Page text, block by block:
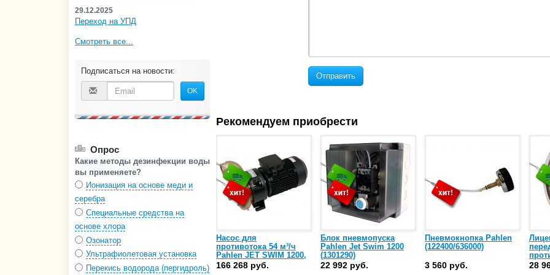
29.12.2025
Переход на УПД
Смотреть все...
Подписаться на новости:
OK
Опрос
Какие методы дезинфекции воды
вы применяете?
Ионизация на основе меди и
серебра
Специальные средства на
основе хлора
Озонатор
Ультрафиолетовая установка
Перекись водорода (пергидроль)
Отправить
Рекомендуем приобрести
Насос для
противотока 54 м³/ч
Pahlen JET SWIM 1200,
без электропакета 2,2
кВт, 60 Гц, 380 В
166 268 руб.
Блок пневмопуска
Pahlen Jet Swim 1200
(1301290)
22 992 руб.
Пневмокнопка Pahlen
(122400/636000)
3 560 руб.
Jet
28